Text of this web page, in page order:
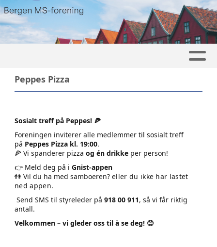
Peppes Pizza
Sosialt treff på Peppes! 🍕
Foreningen inviterer alle medlemmer til sosialt treff
på Peppes Pizza kl. 19:00.
🍕 Vi spanderer pizza og én drikke per person!
👉 Meld deg på i Gnist-appen
👫 Vil du ha med samboeren? eller du ikke har lastet
ned appen.
Send SMS til styreleder på 918 00 911, så vi får riktig
antall.
Velkommen – vi gleder oss til å se deg! 😊